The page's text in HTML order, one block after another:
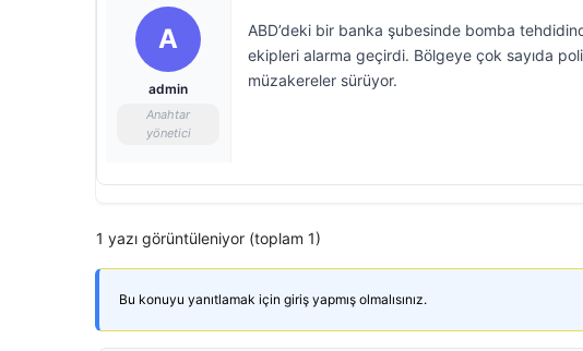
A
admin
Anahtar
yönetici
ABD’deki bir banka şubesinde bomba
ekipleri alarma geçirdi. Bölgeye çok sayıda
müzakereler sürüyor.
1 yazı görüntüleniyor (toplam 1)
Bu konuyu yanıtlamak için giriş yapmış olmalısınız.